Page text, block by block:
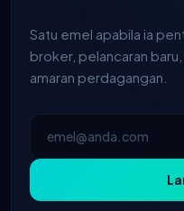
Satu emel apabila ia
broker, pelancaran
amaran perdagangan.